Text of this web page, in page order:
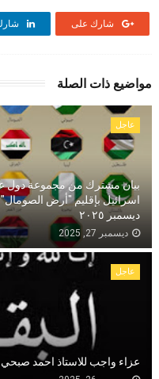
شارك على
مواضيع ذات الصلة
عاجل
بيان مشترك من مجموعة دول
ديسمبر ٢٠٢٥
ديسمبر 27, 2025
عاجل
عزاء واجب للاستاذ احمد صبحي